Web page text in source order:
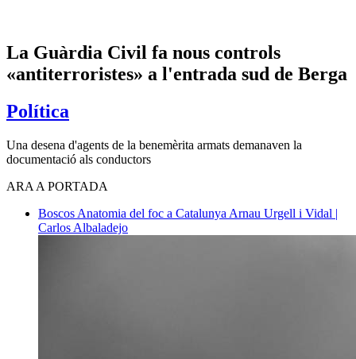
La Guàrdia Civil fa nous controls
«antiterroristes» a l'entrada sud de Berga
Política
Una desena d'agents de la benemèrita armats demanaven la
documentació als conductors
ARA A PORTADA
Boscos Anatomia del foc a Catalunya Arnau Urgell i Vidal |
Carlos Albaladejo